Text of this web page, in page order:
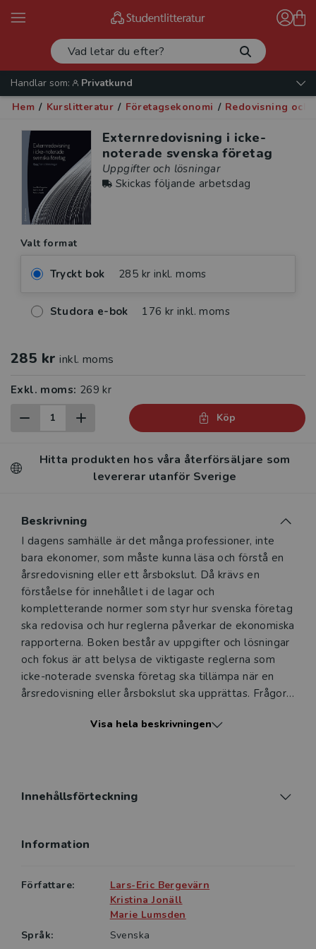
Handlar som:
Privatkund
Hem / Kurslitteratur / Företagsekonomi / Redovisning och
Externredovisning i icke-
noterade svenska företag
Uppgifter och lösningar
Skickas följande arbetsdag
Valt format
Tryckt bok 285 kr inkl. moms
Studora e-bok 176 kr inkl. moms
285 kr inkl. moms
Exkl. moms: 269 kr
Köp
Hitta produkten hos våra återförsäljare som
levererar utanför Sverige
Beskrivning
Beskrivning
I dagens samhälle är det många professioner, inte
bara ekonomer, som måste kunna läsa och förstå en
årsredovisning eller ett årsbokslut. Då krävs en
förståelse för innehållet i de lagar och
kompletterande normer som styr hur svenska företag
ska redovisa och hur reglerna påverkar de ekonomiska
rapporterna. Boken består av uppgifter och lösningar
och fokus är att belysa de viktigaste reglerna som
icke-noterade svenska företag ska tillämpa när en
årsredovisning eller årsbokslut ska upprättas. Frågor
presenteras och de värderingsregler som ska
Redovisning kan diskuteras och presenteras på olika
redovisningslagstiftning samt kompletterande
i de ekonomiska rapporterna i form av balansräkning,
resultaträkning och kassaflödesanalys utgör den
andra nivån, rapportnivån. En central del i boken är att
belysa vilka effekter som principerna får på de
Visa hela beskrivningen
Innehållsförteckning
Information
Författare:
Lars-Eric Bergevärn
Kristina Jonäll
Marie Lumsden
Språk:
Svenska